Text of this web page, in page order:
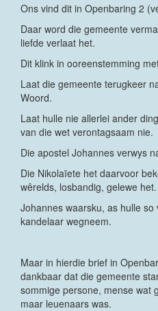
Ons vind dit in Openbaring 2
Daar word die gemeente
liefde verlaat het.
Dit klink in ooreenstemming
Laat die gemeente terugkeer
Woord.
Laat hulle nie allerlei ander
van die wet verontagsaam nie.
Die apostel Johannes verwys
Die Nikolaïete het daarvoor
wêrelds, losbandig, gelewe het.
Johannes waarsku, as hulle
kandelaar wegneem.
Maar in hierdie brief in
dankbaar dat die gemeente
sommige persone, mense wat
maar leuenaars was.